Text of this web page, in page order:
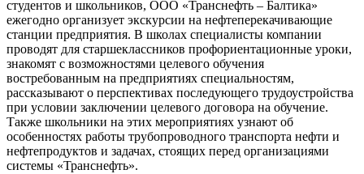
студентов и школьников, ООО «Транснефть – Балтика»
ежегодно организует экскурсии на нефтеперекачивающие
станции предприятия. В школах специалисты компании
проводят для старшеклассников профориентационные уроки,
знакомят с возможностями целевого обучения
востребованным на предприятиях специальностям,
рассказывают о перспективах последующего трудоустройства
при условии заключении целевого договора на обучение.
Также школьники на этих мероприятиях узнают об
особенностях работы трубопроводного транспорта нефти и
нефтепродуктов и задачах, стоящих перед организациями
системы «Транснефть».